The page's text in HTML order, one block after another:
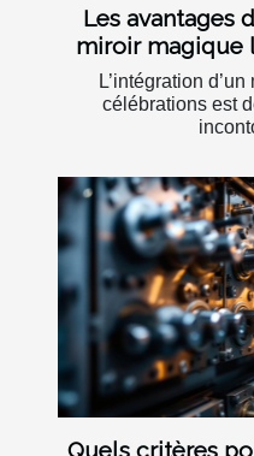
Les avantages
miroir magique
L’intégration
célébrations est
Quels critères